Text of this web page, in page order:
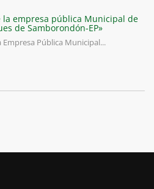
la empresa pública Municipal de
de Samborondón-EP»
Empresa Pública Municipal...